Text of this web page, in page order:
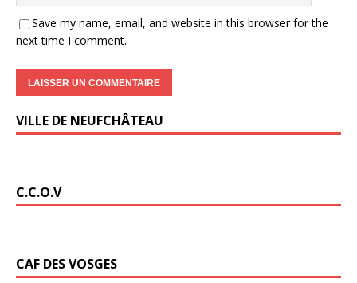
Save my name, email, and website in this browser for the
next time I comment.
VILLE DE NEUFCHÂTEAU
C.C.O.V
CAF DES VOSGES